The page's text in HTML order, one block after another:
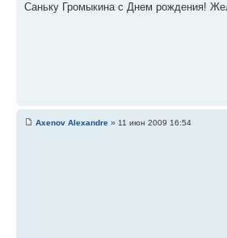
Саньку Громыкина с Днем рождения!
Axenov Alexandre » 11 июн 2009 16:54